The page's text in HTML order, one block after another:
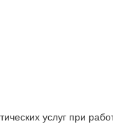
услуг при